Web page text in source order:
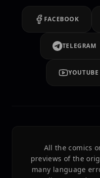
FACEBOOK
TELEGRAM
YOUTUBE
All the comics
previews of the
many language